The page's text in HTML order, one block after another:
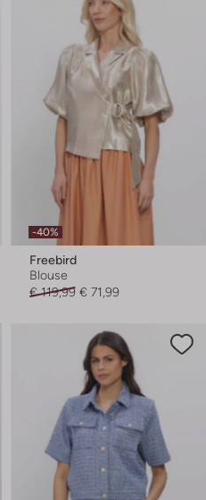
-40%
Freebird
Blouse
€ 119,99 € 71,99